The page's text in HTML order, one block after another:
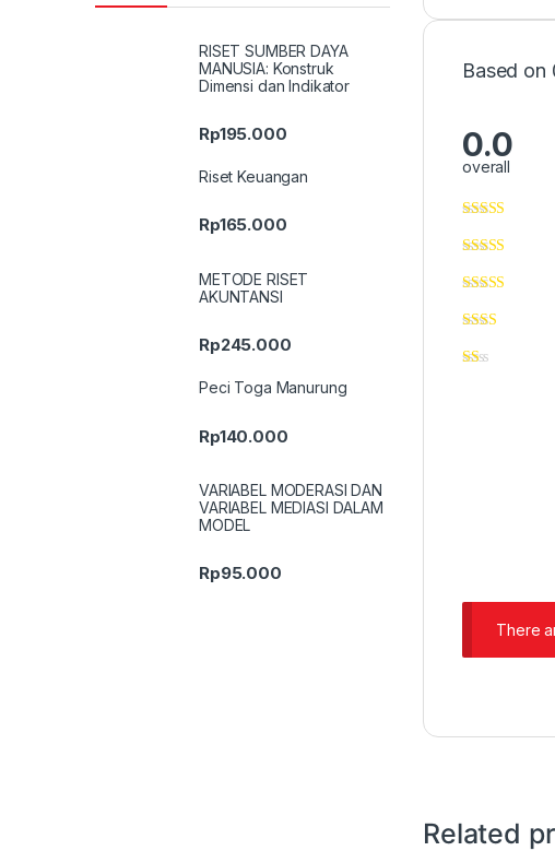
Based on
0.0
overall
There
Related
RISET SUMBER DAYA
MANUSIA: Konstruk
Dimensi dan Indikator
Rp195.000
Riset Keuangan
Rp165.000
METODE RISET
AKUNTANSI
Rp245.000
Peci Toga Manurung
Rp140.000
VARIABEL MODERASI DAN
VARIABEL MEDIASI DALAM
MODEL
Rp95.000